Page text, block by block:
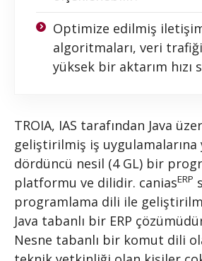
Optimize edilmiş
algoritmaları, veri
yüksek bir aktarım hızı
TROIA, IAS tarafından Java
geliştirilmiş iş uygulamalarına
dördüncü nesil (4 GL) bir
platformu ve dilidir. caniasERP
programlama dili ile
Java tabanlı bir ERP
Nesne tabanlı bir komut dili